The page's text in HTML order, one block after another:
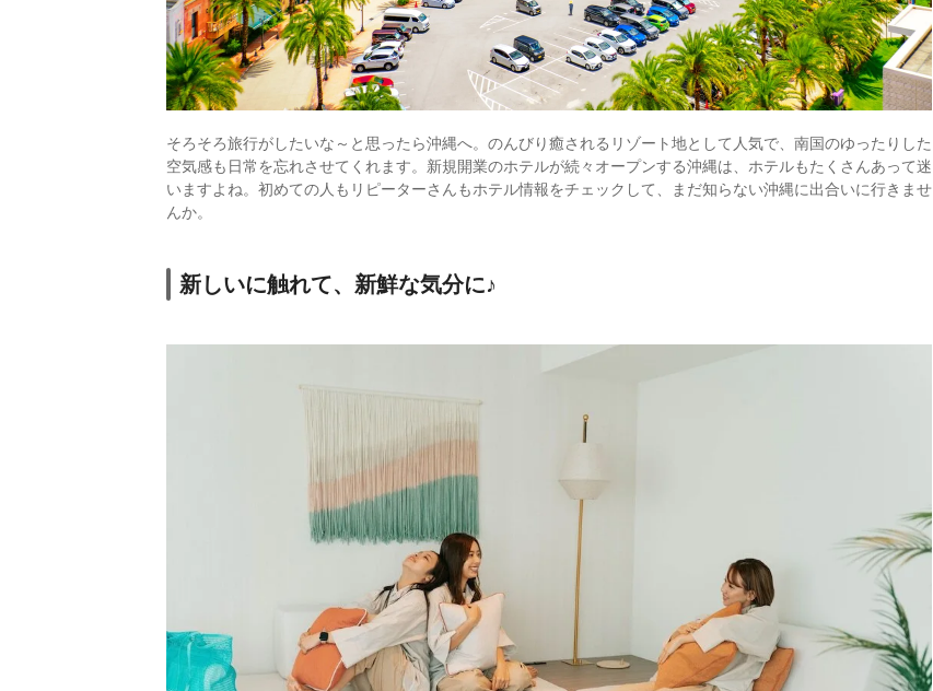
そろそろ旅行がしたいな～と思ったら沖縄へ。のんびり癒されるリゾート地として人気で、南国のゆったりした
空気感も日常を忘れさせてくれます。新規開業のホテルが続々オープンする沖縄は、ホテルもたくさんあって迷
いますよね。初めての人もリピーターさんもホテル情報をチェックして、まだ知らない沖縄に出合いに行きませ
んか。
新しいに触れて、新鮮な気分に♪